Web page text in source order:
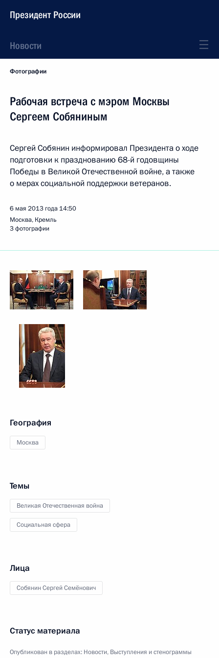
Президент России
Новости
Фотографии
Рабочая встреча с мэром Москвы
Сергеем Собяниным
Сергей Собянин информировал Президента о ходе
подготовки к празднованию 68-й годовщины
Победы в Великой Отечественной войне, а также
о мерах социальной поддержки ветеранов.
6 мая 2013 года 14:50
Москва, Кремль
3 фотографии
География
Москва
Темы
Великая Отечественная война
Социальная сфера
Лица
Собянин Сергей Семёнович
Статус материала
Опубликован в разделах: Новости, Выступления и стенограммы